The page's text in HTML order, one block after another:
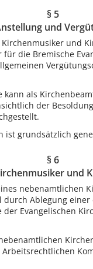
§ 5
und
und
die Bremische
kann als
der
ist grundsätzlich
§ 6
und
nebenamtlichen
Ablegung
Evangelischen